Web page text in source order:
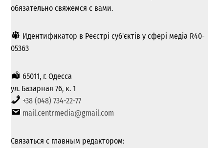
обязательно свяжемся с вами.
Идентификатор в Реєстрі суб'єктів у сфері медіа R40-
05363
65011, г. Одесса
ул. Базарная 76, к. 1
+38 (048) 734-22-77
mail.centrmedia@gmail.com
Связаться с главным редактором: